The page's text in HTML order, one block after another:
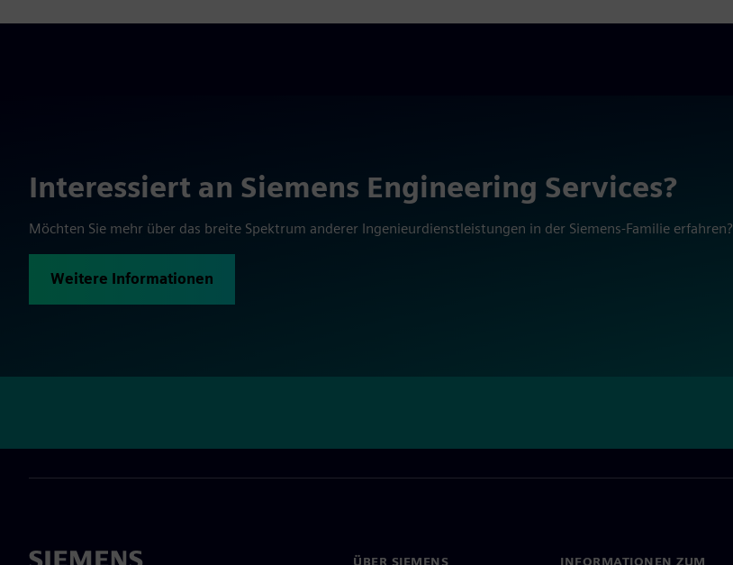
Interessiert an Siemens Engineering Services?
Möchten Sie mehr über das breite Spektrum anderer Ingenieurdienstleistungen in der Siemens-Familie erfahren?
Weitere Informationen
ÜBER SIEMENS INFORMATIONEN ZUM